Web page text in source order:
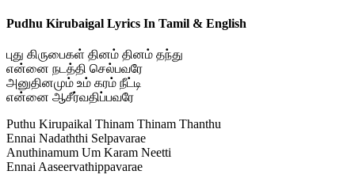
Pudhu Kirubaigal Lyrics In Tamil & English
புது கிருபைகள் தினம் தினம் தந்து
என்னை நடத்தி செல்பவரே
அனுதினமும் உம் கரம் நீட்டி
என்னை ஆசீர்வதிப்பவரே
Puthu Kirupaikal Thinam Thinam Thanthu
Ennai Nadaththi Selpavarae
Anuthinamum Um Karam Neetti
Ennai Aaseervathippavarae